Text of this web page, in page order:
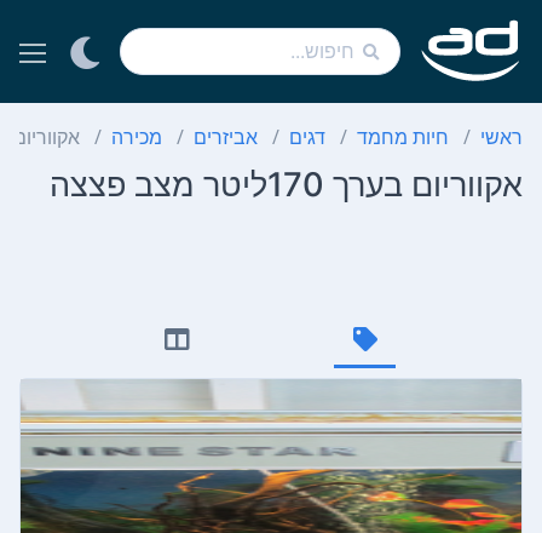
ראשי חיות מחמד דגים אביזרים מכירה אקווריום בערך
אקווריום בערך 170ליטר מצב פצצה